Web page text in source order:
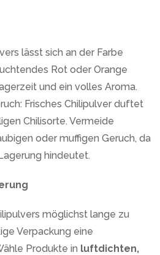
lässt sich an der Farbe
Rot oder Orange
und ein volles Aroma.
Frisches Chilipulver duftet
Chilisorte. Vermeide
oder muffigen Geruch, da
hindeutet.
möglichst lange zu
Verpackung eine
Produkte in luftdichten,